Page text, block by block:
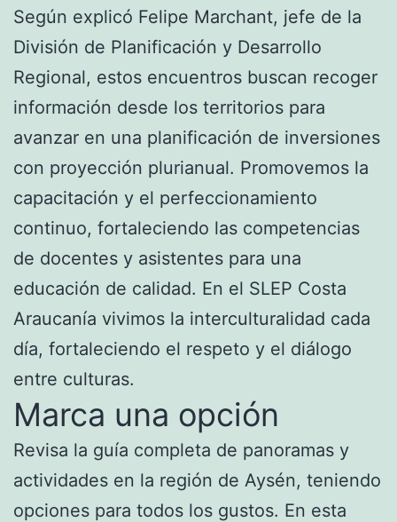
Según explicó Felipe Marchant, jefe de la
División de Planificación y Desarrollo
Regional, estos encuentros buscan recoger
información desde los territorios para
avanzar en una planificación de inversiones
con proyección plurianual. Promovemos la
capacitación y el perfeccionamiento
continuo, fortaleciendo las competencias
de docentes y asistentes para una
educación de calidad. En el SLEP Costa
Araucanía vivimos la interculturalidad cada
día, fortaleciendo el respeto y el diálogo
entre culturas.
Marca una opción
Revisa la guía completa de panoramas y
actividades en la región de Aysén, teniendo
opciones para todos los gustos. En esta